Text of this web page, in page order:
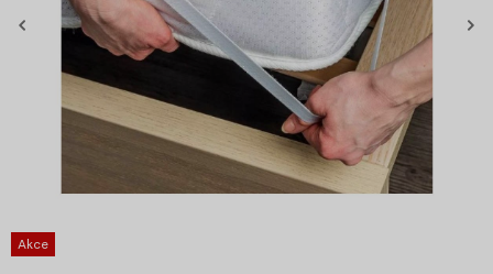
Akce